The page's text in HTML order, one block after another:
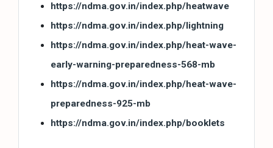
https://ndma.gov.in/index.php/heatwave
https://ndma.gov.in/index.php/lightning
https://ndma.gov.in/index.php/heat-wave-
early-warning-preparedness-568-mb
https://ndma.gov.in/index.php/heat-wave-
preparedness-925-mb
https://ndma.gov.in/index.php/booklets